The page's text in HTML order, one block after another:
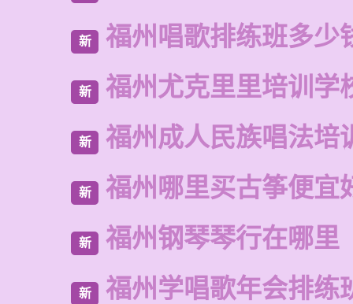
新 福州唱歌排练班多少
新 福州尤克里里培训学
新 福州成人民族唱法培
新 福州哪里买古筝便宜
新 福州钢琴琴行在哪里
新 福州学唱歌年会排练